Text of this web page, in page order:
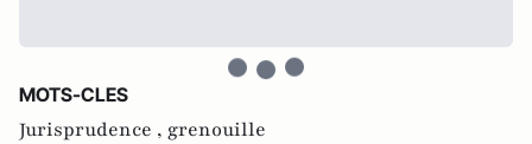
MOTS-CLES
Jurisprudence , grenouille